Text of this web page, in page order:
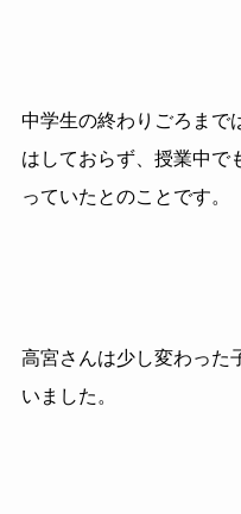
中学生の終わりごろまで
はしておらず、授業中で
っていたとのことです。
高宮さんは少し変わった
いました。